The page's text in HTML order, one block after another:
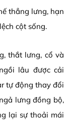
thẳng lưng, hạn
cột sống.
thắt lưng, cổ và
lâu được cải
tự động thay đổi
lưng đồng bộ,
lại sự thoải mái